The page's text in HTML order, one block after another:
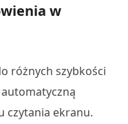
w
różnych szybkości
czytania ekranu.